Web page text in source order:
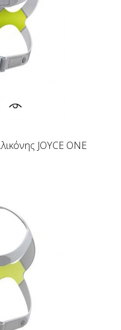
JOYCE ONE